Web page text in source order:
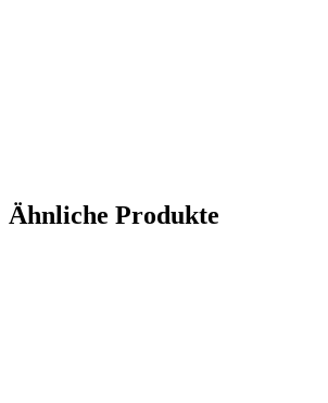
Ähnliche Produkte